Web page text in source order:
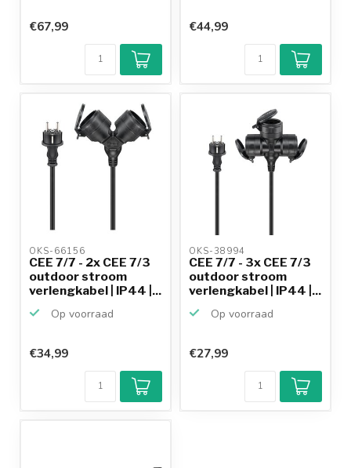
€67,99
Klantenbeoordeling
9,2/10
Achteraf
betalen mogelijk
productkennis
€44,99
OKS-66156
CEE 7/7 - 2x CEE 7/3
outdoor stroom
verlengkabel | IP44 |...
Op voorraad
€34,99
OKS-38994
CEE 7/7 - 3x CEE 7/3
outdoor stroom
verlengkabel | IP44 |...
Op voorraad
€27,99